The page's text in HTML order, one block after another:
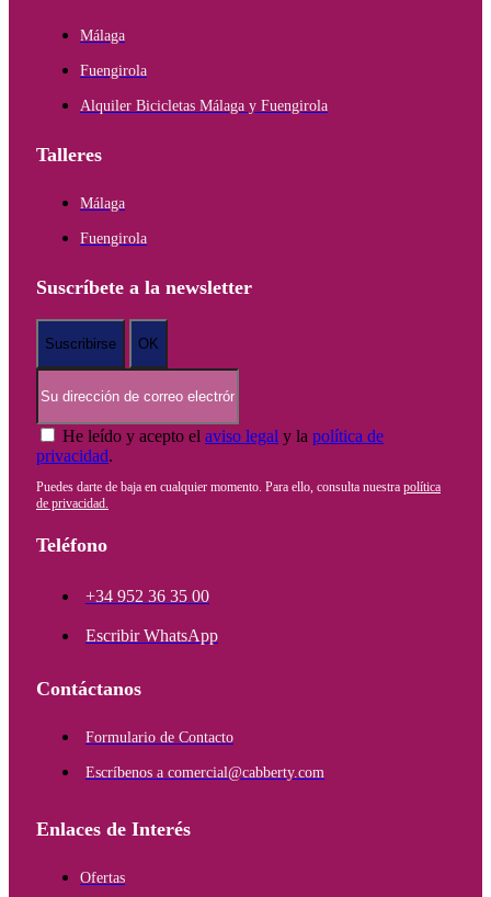
Málaga
Fuengirola
Alquiler Bicicletas Málaga y Fuengirola
Talleres
Málaga
Fuengirola
Suscríbete a la newsletter
He leído y acepto el aviso legal y la política de
privacidad.
Puedes darte de baja en cualquier momento. Para ello, consulta nuestra política
de privacidad.
Teléfono
+34 952 36 35 00
Escribir WhatsApp
Contáctanos
Formulario de Contacto
Escríbenos a comercial@cabberty.com
Enlaces de Interés
Ofertas